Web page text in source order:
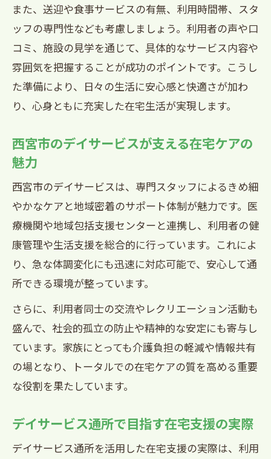
また、送迎や食事サービスの有無、利用時間帯、スタ
ッフの専門性なども考慮しましょう。利用者の声や口
コミ、施設の見学を通じて、具体的なサービス内容や
雰囲気を把握することが成功のポイントです。こうし
た準備により、日々の生活に安心感と快適さが加わ
り、心身ともに充実した在宅生活が実現します。
西宮市のデイサービスが支える在宅ケアの
魅力
西宮市のデイサービスは、専門スタッフによるきめ細
やかなケアと地域密着のサポート体制が魅力です。医
療機関や地域包括支援センターと連携し、利用者の健
康管理や生活支援を総合的に行っています。これによ
り、急な体調変化にも迅速に対応可能で、安心して通
所できる環境が整っています。
さらに、利用者同士の交流やレクリエーション活動も
盛んで、社会的孤立の防止や精神的な安定にも寄与し
ています。家族にとっても介護負担の軽減や情報共有
の場となり、トータルでの在宅ケアの質を高める重要
な役割を果たしています。
デイサービス通所で目指す在宅支援の実際
デイサービス通所を活用した在宅支援の実際は、利用